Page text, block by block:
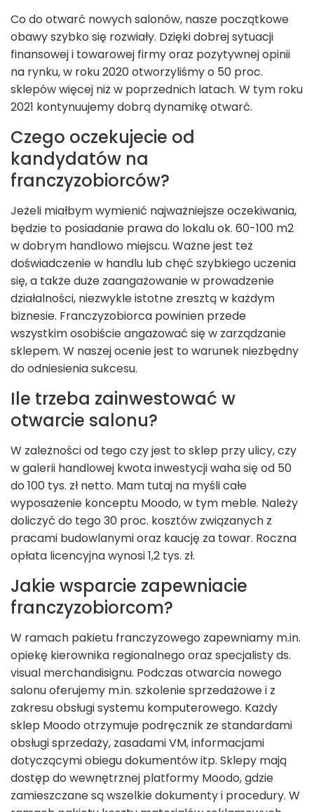
Co do otwarć nowych salonów, nasze początkowe
obawy szybko się rozwiały. Dzięki dobrej sytuacji
finansowej i towarowej firmy oraz pozytywnej opinii
na rynku, w roku 2020 otworzyliśmy o 50 proc.
sklepów więcej niż w poprzednich latach. W tym roku
2021 kontynuujemy dobrą dynamikę otwarć.
Czego oczekujecie od
kandydatów na
franczyzobiorców?
Jeżeli miałbym wymienić najważniejsze oczekiwania,
będzie to posiadanie prawa do lokalu ok. 60-100 m2
w dobrym handlowo miejscu. Ważne jest też
doświadczenie w handlu lub chęć szybkiego uczenia
się, a także duże zaangażowanie w prowadzenie
działalności, niezwykle istotne zresztą w każdym
biznesie. Franczyzobiorca powinien przede
wszystkim osobiście angażować się w zarządzanie
sklepem. W naszej ocenie jest to warunek niezbędny
do odniesienia sukcesu.
Ile trzeba zainwestować w
otwarcie salonu?
W zależności od tego czy jest to sklep przy ulicy, czy
w galerii handlowej kwota inwestycji waha się od 50
do 100 tys. zł netto. Mam tutaj na myśli całe
wyposażenie konceptu Moodo, w tym meble. Należy
doliczyć do tego 30 proc. kosztów związanych z
pracami budowlanymi oraz kaucję za towar. Roczna
opłata licencyjna wynosi 1,2 tys. zł.
Jakie wsparcie zapewniacie
franczyzobiorcom?
W ramach pakietu franczyzowego zapewniamy m.in.
opiekę kierownika regionalnego oraz specjalisty ds.
visual merchandisignu. Podczas otwarcia nowego
salonu oferujemy m.in. szkolenie sprzedażowe i z
zakresu obsługi systemu komputerowego. Każdy
sklep Moodo otrzymuje podręcznik ze standardami
obsługi sprzedaży, zasadami VM, informacjami
dotyczącymi obiegu dokumentów itp. Sklepy mają
dostęp do wewnętrznej platformy Moodo, gdzie
zamieszczane są wszelkie dokumenty i procedury. W